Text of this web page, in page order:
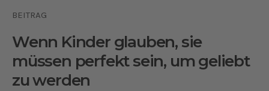
BEITRAG
Wenn Kinder glauben, sie
müssen perfekt sein, um geliebt
zu werden